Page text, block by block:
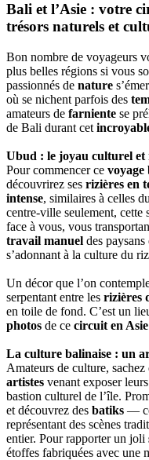
Bali et l’Asie : votre
trésors naturels et
Bon nombre de voyageurs
plus belles régions si vous
passionnés de nature
où se nichent parfois des
amateurs de farniente se
de Bali durant cet
Ubud : le joyau culturel et
Pour commencer ce voyage
découvrirez ses rizières en
intense, similaires à celles du
centre-ville seulement, cette
face à vous, vous
travail manuel des
s’adonnant à la culture du
Un décor que l’on
serpentant entre les rizières
en toile de fond. C’est un
photos de ce circuit en Asie
La culture balinaise : un
Amateurs de culture, sachez
artistes venant exposer
bastion culturel de l’île.
et découvrez des batiks —
représentant des scènes
entier. Pour rapporter un joli
étoffes fabriquées avec une